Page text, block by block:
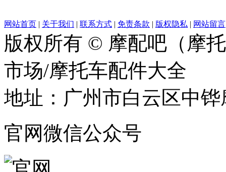
网站首页 | 关于我们 | 联系方式 | 免责条款 | 版权隐私 | 网站留言
版权所有 © 摩配吧（摩
市场/摩托车配件大全
地址：广州市白云区中
官网微信公众号